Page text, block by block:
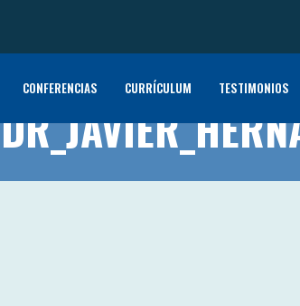
CONFERENCIAS CURRÍCULUM TESTIMONIOS